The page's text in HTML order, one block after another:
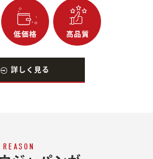
詳しく見る
REASON